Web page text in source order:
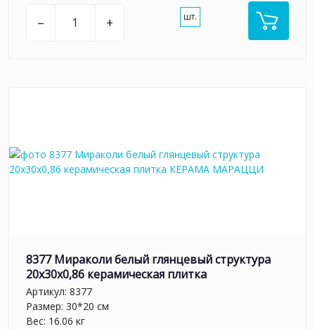
– + шт.
8377 Мираколи белый глянцевый структура
20x30x0,86 керамическая плитка
Артикул: 8377
Размер: 30*20 см
Вес: 16.06 кг